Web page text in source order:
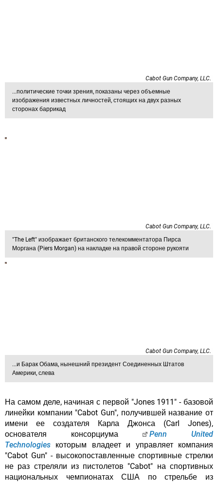
Cabot Gun Company, LLC.
...политические точки зрения, показаны через объемные
изображения известных личностей, стоящих на двух разных
сторонах баррикад
Cabot Gun Company, LLC.
"The Left" изображает британского телекомментатора Пирса
Моргана (Piers Morgan) на накладке на правой стороне рукояти
Cabot Gun Company, LLC.
...и Барак Обама, нынешний президент Соединенных Штатов
Америки, слева
На самом деле, начиная с первой "Jones 1911" - базовой
линейки компании "Cabot Gun", получившей название от
имени ее создателя Карла Джонса (Carl Jones),
основателя консорциума
Penn United
Technologies которым владеет и управляет компания
"Cabot Gun" - высокопоставленные спортивные стрелки
не раз стреляли из пистолетов "Cabot" на спортивных
национальных чемпионатах США по стрельбе из